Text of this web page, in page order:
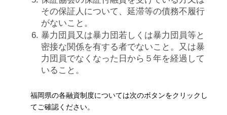
その保証人について、延滞等の債務不履行
がないこと。
暴力団員又は暴力団若しくは暴力団員等と
密接な関係を有する者でないこと。又は暴
力団員でなくなった日から５年を経過して
いること。
福岡県の各融資制度については次のボタンをクリックし
てご確認ください。